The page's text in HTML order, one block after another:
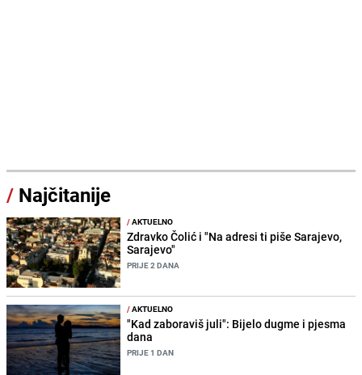
/ Najčitanije
/AKTUELNO
Zdravko Čolić i "Na adresi ti piše Sarajevo,
Sarajevo"
PRIJE 2 DANA
/AKTUELNO
"Kad zaboraviš juli": Bijelo dugme i pjesma
dana
PRIJE 1 DAN